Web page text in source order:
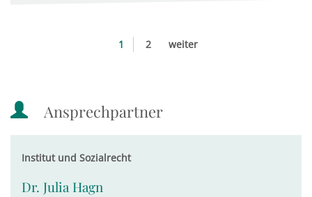
1 2 weiter
Ansprechpartner
Institut und Sozialrecht
Dr. Julia Hagn